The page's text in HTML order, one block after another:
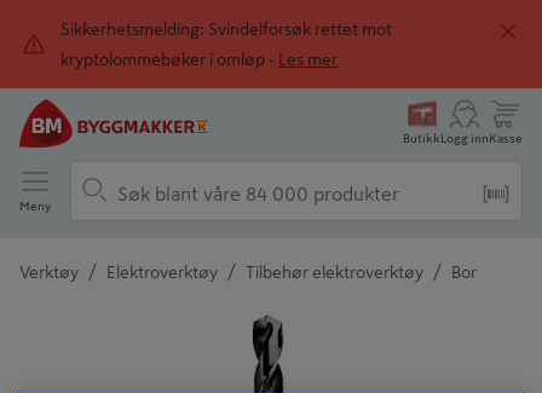
Sikkerhetsmelding: Svindelforsøk rettet mot
kryptolommebøker i omløp -
Les mer
ButikkLogg innKasse
Meny
Verktøy / Elektroverktøy / Tilbehør elektroverktøy / Bor
Detaljert beskrivelse finnes i produktbeskrivelsen